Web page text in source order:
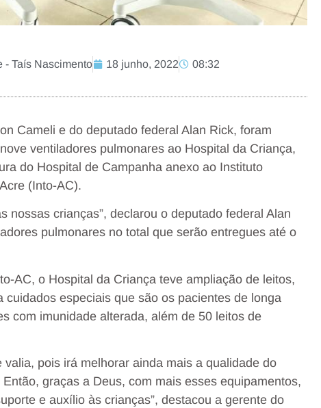
- Taís Nascimento 18 junho, 2022 08:32
Cameli e do deputado federal Alan Rick, foram
ventiladores pulmonares ao Hospital da Criança,
do Hospital de Campanha anexo ao Instituto
(Into-AC).
nossas crianças”, declarou o deputado federal Alan
pulmonares no total que serão entregues até o
AC, o Hospital da Criança teve ampliação de leitos,
especiais que são os pacientes de longa
com imunidade alterada, além de 50 leitos de
pois irá melhorar ainda mais a qualidade do
graças a Deus, com mais esses equipamentos,
e auxílio às crianças”, destacou a gerente do